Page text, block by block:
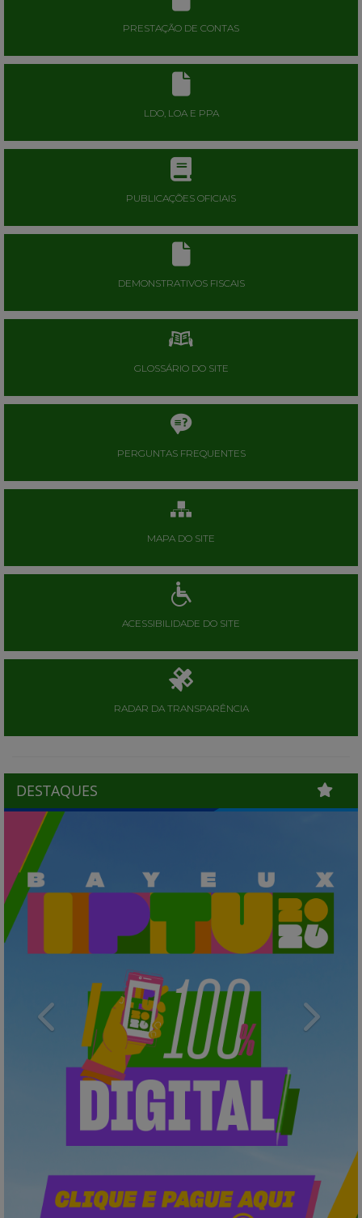
PRESTAÇÃO DE CONTAS
LDO, LOA E PPA
PUBLICAÇÕES OFICIAIS
DEMONSTRATIVOS FISCAIS
GLOSSÁRIO DO SITE
PERGUNTAS FREQUENTES
MAPA DO SITE
ACESSIBILIDADE DO SITE
RADAR DA TRANSPARÊNCIA
DESTAQUES
Previous Next